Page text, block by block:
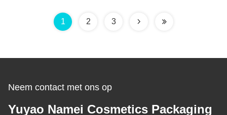
groothandel
aangepaste logo
1 2 3
Neem contact met ons op
Yuyao Namei Cosmetics Packaging